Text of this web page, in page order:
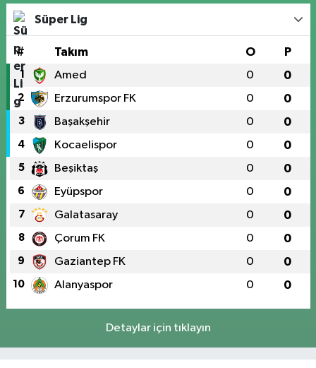
Süper Lig
# Takım O P
1 Amed 0 0
2 Erzurumspor FK 0 0
3 Başakşehir 0 0
4 Kocaelispor 0 0
5 Beşiktaş 0 0
6 Eyüpspor 0 0
7 Galatasaray 0 0
8 Çorum FK 0 0
9 Gaziantep FK 0 0
10 Alanyaspor 0 0
Detaylar için tıklayın